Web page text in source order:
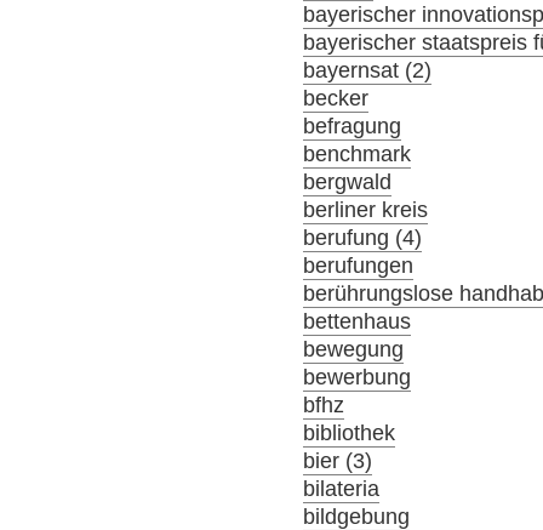
bayerischer
bayerischer staatspreis
bayernsat (2)
becker
befragung
benchmark
bergwald
berliner kreis
berufung (4)
berufungen
berührungslose
bettenhaus
bewegung
bewerbung
bfhz
bibliothek
bier (3)
bilateria
bildgebung